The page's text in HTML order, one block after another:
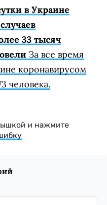
в Украине
33 тысяч
За все время
коронавирусом
человека.
и нажмите